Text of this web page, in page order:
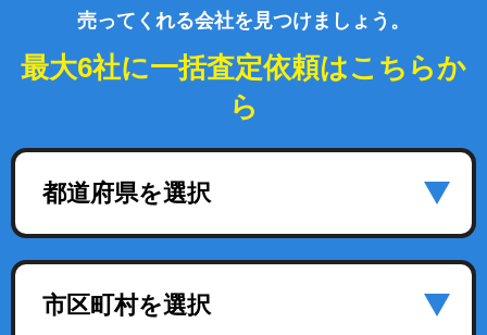
売ってくれる会社を見つけましょう。
最大6社に一括査定依頼はこちらか
ら
都道府県を選択
市区町村を選択